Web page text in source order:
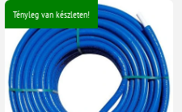
Tényleg van készleten!